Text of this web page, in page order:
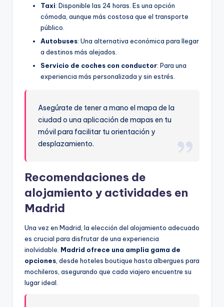
Taxi: Disponible las 24 horas. Es una opción
cómoda, aunque más costosa que el transporte
público.
Autobuses: Una alternativa económica para llegar
a destinos más alejados.
Servicio de coches con conductor: Para una
experiencia más personalizada y sin estrés.
Asegúrate de tener a mano el mapa de la
ciudad o una aplicación de mapas en tu
móvil para facilitar tu orientación y
desplazamiento.
Recomendaciones de
alojamiento y actividades en
Madrid
Una vez en Madrid, la elección del alojamiento adecuado
es crucial para disfrutar de una experiencia
inolvidable. Madrid ofrece una amplia gama de
opciones, desde hoteles boutique hasta albergues para
mochileros, asegurando que cada viajero encuentre su
lugar ideal.